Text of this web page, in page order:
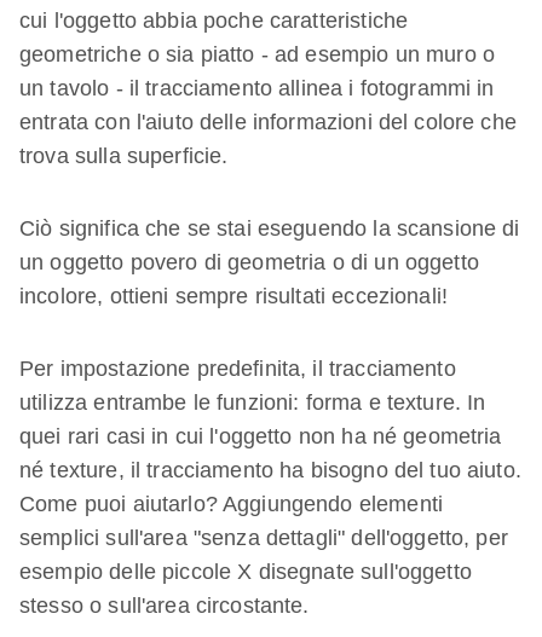
cui l'oggetto abbia poche caratteristiche
geometriche o sia piatto - ad esempio un muro o
un tavolo - il tracciamento allinea i fotogrammi in
entrata con l'aiuto delle informazioni del colore che
trova sulla superficie.
Ciò significa che se stai eseguendo la scansione di
un oggetto povero di geometria o di un oggetto
incolore, ottieni sempre risultati eccezionali!
Per impostazione predefinita, il tracciamento
utilizza entrambe le funzioni: forma e texture. In
quei rari casi in cui l'oggetto non ha né geometria
né texture, il tracciamento ha bisogno del tuo aiuto.
Come puoi aiutarlo? Aggiungendo elementi
semplici sull'area "senza dettagli" dell'oggetto, per
esempio delle piccole X disegnate sull'oggetto
stesso o sull'area circostante.